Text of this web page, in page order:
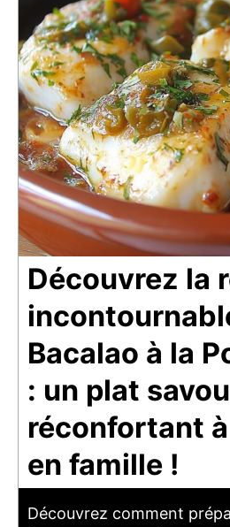
Découvrez la
Bacalao à la
: un plat
réconfortant
en famille !
Découvrez comment